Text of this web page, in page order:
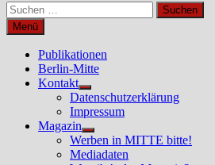
Suchen
nach:
Menü
Publikationen
Berlin-Mitte
Kontakt
Untermenü
anzeigen
Datenschutzerklärung
Impressum
Magazin
Untermenü
anzeigen
Werben in MITTE bitte!
Mediadaten